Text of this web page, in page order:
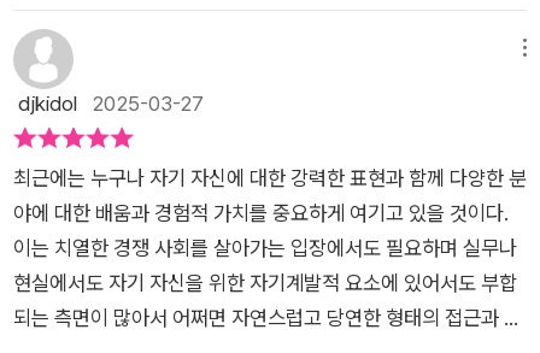
전문가로 생각한다. 그리고 이는 자신의 이해화 일치하는 기간과
사람들에게 널리 알려져 컨설팅, 강연으로 이어진다. 자신만의코
칭 클래스를 만들 수도 있고 사람들의 인지도를 넓혀 다양한 방면
으로도 활동할 수 있다. 그것의 출간의장점이고 ‘퍼스널 브랜
양한 출간 사례를 통해 글쓰기 방법과 전략, 삶의 본질을 찾고 어
떻게 자신의 가치를 높이지 말하고 있다. 그러는 과정에는 자신을
인생의 주인공으로 보는 마인드셋과 자아를 찾기 위한 자아성찰
이 중요하다고 한다. 다양한 감정과 삶에 대한 이해, 서사의 구조
적인 방법과 전략만 알면당신도 할 수 있을 거다 말한다. 출간을
자가 직접 경험하고, 컨설팅하며 정리된 내용들이라 유용한 내용
이라 여겨진다. 세 번째 스텝에서 다루는 글쓰기에서는 '자아 성
찰', '즐거움', '공감', '가치', '끈기', '소통',' 겸손'의 키워드로 자신만
의 가치를 만들어 가는 경험을 다룬다. 과거 나도 생각했던 부분
이었으나 일상에 쫓기고, 초심을 잃었기에 변질되어 갔던 것은 아
닌가도 생각을 하게 되는 부분이다. 저자의 글을 읽으며 처음 블
로그를 시작할 때를 회상하게 되는 시간이었다. 네 번째 스텝은
결국 책 쓰기다. 아직까지 내 책을 내보진 못했다. 그동안 직접 작
사해 성가제에서 입상한 성가나 공모전에서 입상한 자작시는 있
입력하세요.퍼스널 브랜딩을 잘 하는 사람들의 공통점 중 하나는
‘자기관리가 철저하다’는 점이었어요. 책에서는 바이올리니스트
대니 구의 이야기를 통해 자기관리의 중요성을 보여줍니다.그는
습관, 청소, 시간 활용까지. 이런 자기관리는 단순히 삶을 정돈하
기 위함이 아니라, 나를 지키는 힘이자 곧 ‘신뢰받는 브랜드’의 기
반이 되는 거죠.나 자신을 잘 다스리는 사람만이, 결국 타인의 삶
에도 영향력을 줄 수 있다고 말합니다.사진 설명을 입력하세
요.“나는 지금 삶에서 무엇을 기대하고 있는가?”, “삶 속의 어떤
djkidol 2025-03-27
최근에는 누구나 자기 자신에 대한 강력한 표현과 함께 다양한 분
야에 대한 배움과 경험적 가치를 중요하게 여기고 있을 것이다.
이는 치열한 경쟁 사회를 살아가는 입장에서도 필요하며 실무나
현실에서도 자기 자신을 위한 자기계발적 요소에 있어서도 부합
되는 측면이 많아서 어쩌면 자연스럽고 당연한 형태의 접근과 생